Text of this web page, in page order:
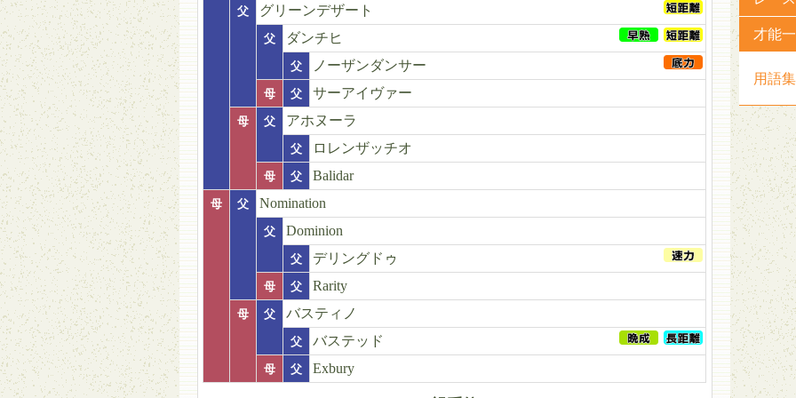
父 グリーンデザート
父 ダンチヒ
父 ノーザンダンサー
母 父 サーアイヴァー
母 父 アホヌーラ
父 ロレンザッチオ
母 父 Balidar
母 父 Nomination
父 Dominion
父 デリングドゥ
母 父 Rarity
母 父 バスティノ
父 バステッド
母 父 Exbury
才能
用語集